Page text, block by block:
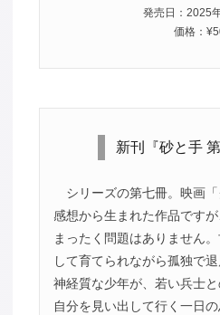
発売日：2025
価格：
新刊『砂と手
シリーズの第七冊。映画
感想から生まれた作品です
まったく問題はありません
して育てられながら孤独で
神経質な少年が、若い兵士
自分を見い出して行く一日